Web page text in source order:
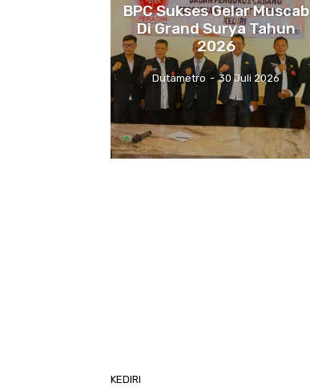
BPC Sukses Gelar Muscab
Di Grand Surya Tahun
2026
Dutametro - 30 Juli 2026
KEDIRI